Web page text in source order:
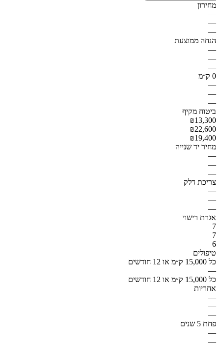
מחירון
—
—
—
הנחה ממוצעת
—
—
—
0 ק״מ
—
—
—
ביטוח מקיף
₪13,300
₪22,600
₪19,400
מחיר יד שנייה
—
—
—
צריכת דלק
—
—
—
אגרת רישוי
7
7
6
טיפולים
כל 15,000 ק״מ או 12 חודשים
—
כל 15,000 ק״מ או 12 חודשים
אחריות
—
—
—
פחת 5 שנים
—
—